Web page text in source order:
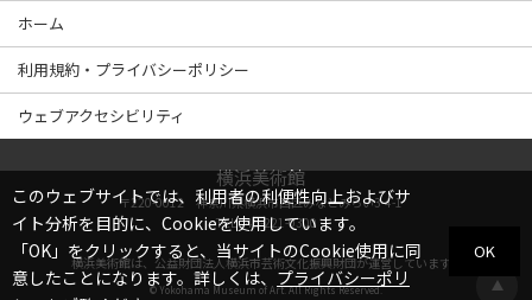
ホーム
利用規約・プライバシーポリシー
ウェブアクセシビリティ
横浜美術館
〒220-0012 神奈川県横浜市西区みなとみらい3-4-1
TEL045-221-0300
横浜美術館は、 公益財団法人横浜市芸術文化振興財団が運営しています。
© Yokohama Museum of Art. All Rights Reserved.
このウェブサイトでは、利用者の利便性向上およびサ
イト分析を目的に、Cookieを使用しています。
「OK」をクリックすると、当サイトのCookie使用に同
意したことになります。詳しくは、 プライバシーポリ
OK